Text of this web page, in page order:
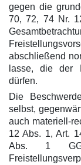
gegen die
70, 72, 74 Nr.
abschließend
lasse, die der
dürfen.
Die
selbst,
auch materiell-
12 Abs. 1, Art.
Abs. 1